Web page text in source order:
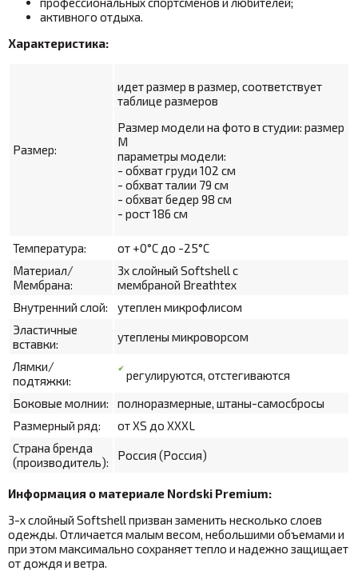
активного отдыха.
Характеристика:
Размер:
идет размер в размер, соответствует
таблице размеров
Размер модели на фото в студии: размер
M
параметры модели:
- обхват груди 102 см
- обхват талии 79 см
- обхват бедер 98 см
- рост 186 см
Температура:
от +0°С до -25°С
Материал/
Мембрана:
3х слойный Softshellс
мембраной Breathtex
Внутренний слой:
утеплен микрофлисом
Эластичные
вставки:
утеплены микроворсом
Лямки/
подтяжки:
регулируются, отстегиваются
Боковые молнии:
полноразмерные, штаны-самосбросы
Размерный ряд:
от XS до XXXL
Страна бренда
(производитель):
Россия (Россия)
Информация о материале Nordski Premium:
3-х слойный Softshell призван заменить несколько слоев
одежды. Отличается малым весом, небольшими объемами и
при этом максимально сохраняет тепло и надежно защищает
от дождя и ветра.